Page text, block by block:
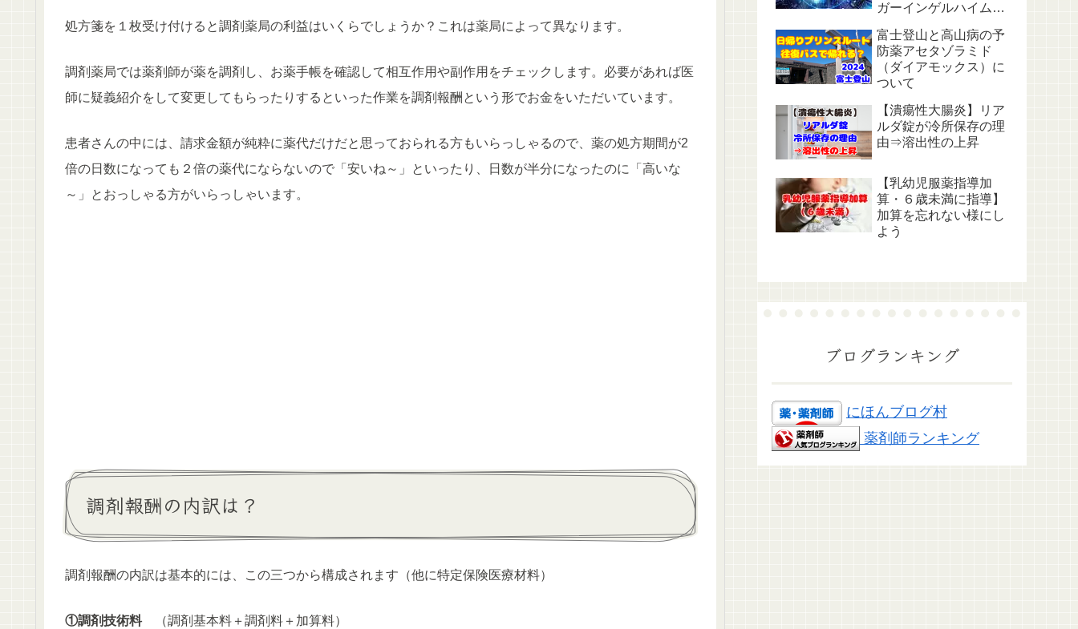
処方箋を１枚受け付けると調剤薬局の利益はいくらでしょうか？これは薬局によって異なります。
調剤薬局では薬剤師が薬を調剤し、お薬手帳を確認して相互作用や副作用をチェックします。必要があれば医
師に疑義紹介をして変更してもらったりするといった作業を調剤報酬という形でお金をいただいています。
患者さんの中には、請求金額が純粋に薬代だけだと思っておられる方もいらっしゃるので、薬の処方期間が2
倍の日数になっても２倍の薬代にならないので「安いね～」といったり、日数が半分になったのに「高いな
～」とおっしゃる方がいらっしゃいます。
調剤報酬の内訳は？
調剤報酬の内訳は基本的には、この三つから構成されます（他に特定保険医療材料）
①調剤技術料 （調剤基本料＋調剤料＋加算料）
ガーインゲルハイム主
富士登山と高山病の予
防薬アセタゾラミド
（ダイアモックス）に
ついて
【潰瘍性大腸炎】リア
ルダ錠が冷所保存の理
由⇒溶出性の上昇
【乳幼児服薬指導加
算・６歳未満に指導】
加算を忘れない様にし
よう
ブログランキング
にほんブログ村
薬剤師ランキング